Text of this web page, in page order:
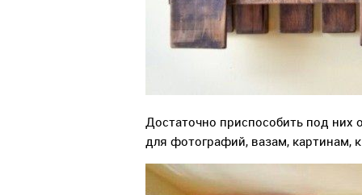
Достаточно приспособить под них
для фотографий, вазам, картинам,